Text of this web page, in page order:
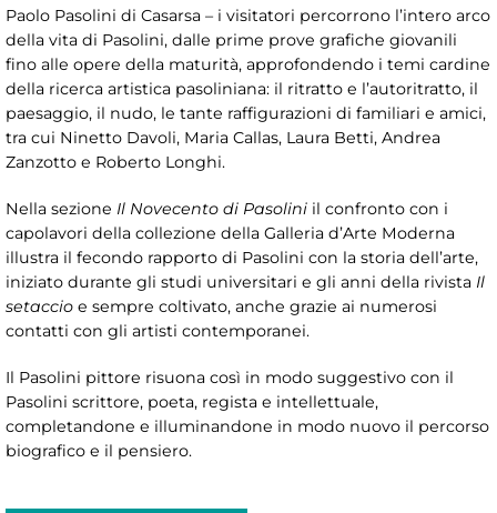
Paolo Pasolini di Casarsa – i visitatori percorrono l’intero arco
della vita di Pasolini, dalle prime prove grafiche giovanili
fino alle opere della maturità, approfondendo i temi cardine
della ricerca artistica pasoliniana: il ritratto e l’autoritratto, il
paesaggio, il nudo, le tante raffigurazioni di familiari e amici,
tra cui Ninetto Davoli, Maria Callas, Laura Betti, Andrea
Zanzotto e Roberto Longhi.
Nella sezione Il Novecento di Pasolini il confronto con i
capolavori della collezione della Galleria d’Arte Moderna
illustra il fecondo rapporto di Pasolini con la storia dell’arte,
iniziato durante gli studi universitari e gli anni della rivista Il
setaccio e sempre coltivato, anche grazie ai numerosi
contatti con gli artisti contemporanei.
Il Pasolini pittore risuona così in modo suggestivo con il
Pasolini scrittore, poeta, regista e intellettuale,
completandone e illuminandone in modo nuovo il percorso
biografico e il pensiero.